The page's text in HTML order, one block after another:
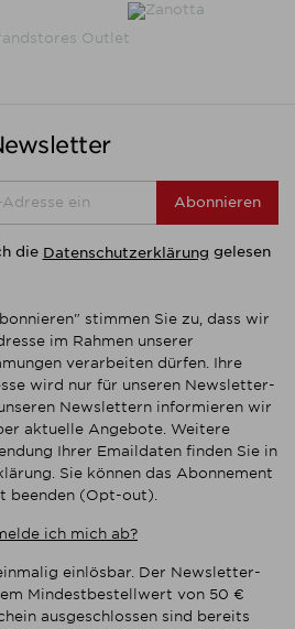
Abonnieren
die Datenschutzerklärung gelesen
stimmen Sie zu, dass wir
im Rahmen unserer
verarbeiten dürfen. Ihre
wird nur für unseren Newsletter-
Newslettern informieren wir
aktuelle Angebote. Weitere
Ihrer Emaildaten finden Sie in
Sie können das Abonnement
beenden (Opt-out).
ich mich ab?
einlösbar. Der Newsletter-
Mindestbestellwert von 50 €
ausgeschlossen sind bereits